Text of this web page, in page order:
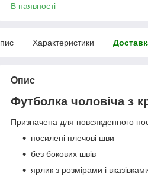
В наявності
Характеристики
Опис
Футболка чоловіча з
Призначена для повсякденного
посилені плечові шви
без бокових швів
ярлик з розмірами і